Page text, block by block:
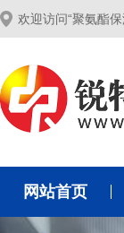
欢迎访问“聚氨酯
网站首页